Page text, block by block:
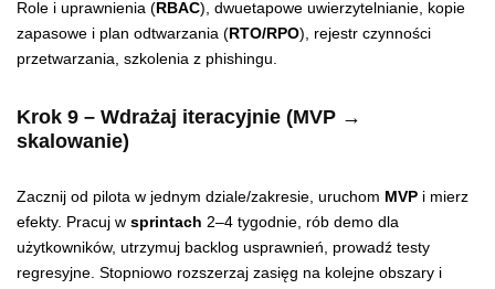
Role i uprawnienia ( RBAC), dwuetapowe uwierzytelnianie, kopie
zapasowe i plan odtwarzania ( RTO/RPO), rejestr czynności
przetwarzania, szkolenia z phishingu.
Krok 9 – Wdrażaj iteracyjnie (MVP →
skalowanie)
Zacznij od pilota w jednym dziale/zakresie, uruchom MVP i mierz
efekty. Pracuj w sprintach 2–4 tygodnie, rób demo dla
użytkowników, utrzymuj backlog usprawnień, prowadź testy
regresyjne. Stopniowo rozszerzaj zasięg na kolejne obszary i